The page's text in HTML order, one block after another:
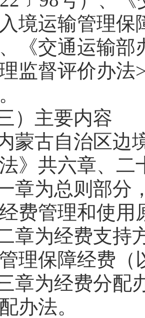
境运输管理保
《交通运输部
监督评价办法
三）主要内容
内蒙古自治区
》共六章、二
章为总则部分
费管理和使用
章为经费支持
理保障经费（
章为经费分配
办法。